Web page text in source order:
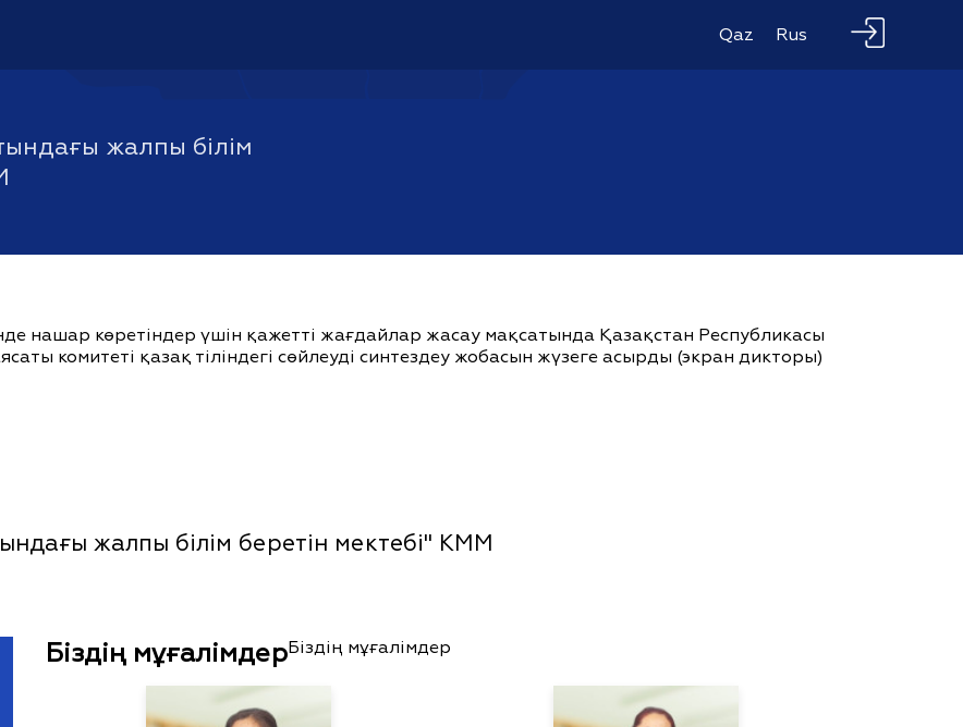
Qaz Rus
жалпы білім
нашар көретіндер үшін қажетті жағдайлар жасау мақсатында Қазақстан Республикасы
комитеті қазақ тіліндегі сөйлеуді синтездеу жобасын жүзеге асырды (экран дикторы)
жалпы білім беретін мектебі" КММ
Біздің мұғалімдерБіздің мұғалімдер